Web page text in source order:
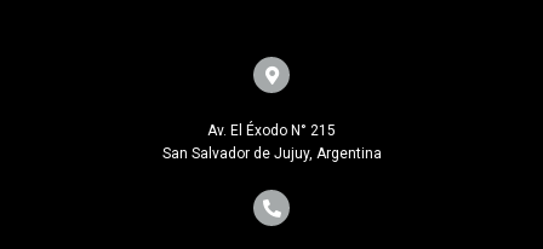
Av. El Éxodo N° 215
San Salvador de Jujuy, Argentina